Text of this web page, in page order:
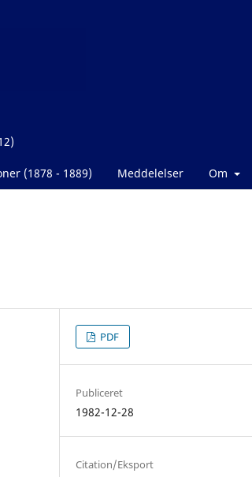
(1878 - 1889) Meddelelser Om
PDF
Publiceret
1982-12-28
Citation/Eksport